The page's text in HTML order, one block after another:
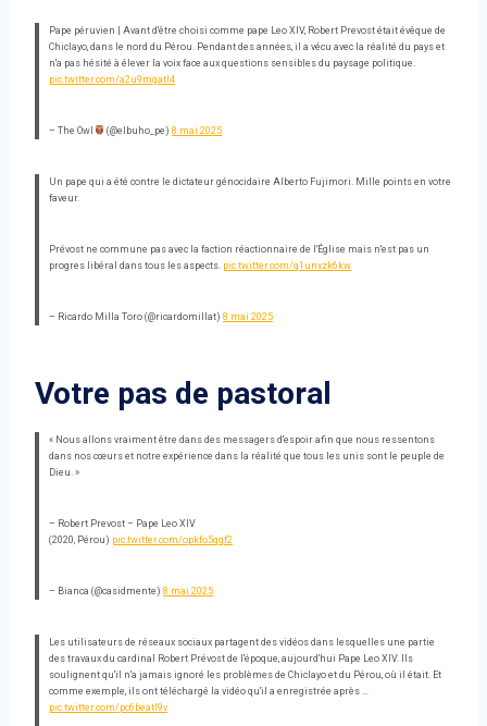
Pape péruvien | Avant d'être choisi comme pape Leo XIV, Robert Prevost était évêque de
Chiclayo, dans le nord du Pérou. Pendant des années, il a vécu avec la réalité du pays et
n'a pas hésité à élever la voix face aux questions sensibles du paysage politique.
pic.twitter.com/a2u9mgatl4
– The Owl (@elbuho_pe)8 mai 2025
Un pape qui a été contre le dictateur génocidaire Alberto Fujimori. Mille points en votre
faveur.
Prévost ne commune pas avec la faction réactionnaire de l'Église mais n'est pas un
progres libéral dans tous les aspects. pic.twitter.com/q1unxzk6kw
– Ricardo Milla Toro (@ricardomillat) 8 mai 2025
Votre pas de pastoral
« Nous allons vraiment être dans des messagers d'espoir afin que nous ressentons
dans nos cœurs et notre expérience dans la réalité que tous les unis sont le peuple de
Dieu. »
– Robert Prevost – Pape Leo XIV
(2020, Pérou) pic.twitter.com/opkfo5qqf2
– Bianca (@casidmente) 8 mai 2025
Les utilisateurs de réseaux sociaux partagent des vidéos dans lesquelles une partie
des travaux du cardinal Robert Prévost de l'époque, aujourd'hui Pape Leo XIV. Ils
soulignent qu'il n'a jamais ignoré les problèmes de Chiclayo et du Pérou, où il était. Et
comme exemple, ils ont téléchargé la vidéo qu'il a enregistrée après …
pic.twitter.com/pc6beatl9v